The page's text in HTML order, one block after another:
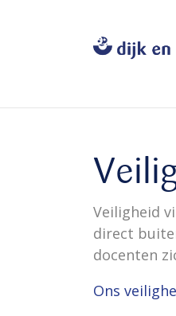
Veiligheid
direct
docenten
Ons